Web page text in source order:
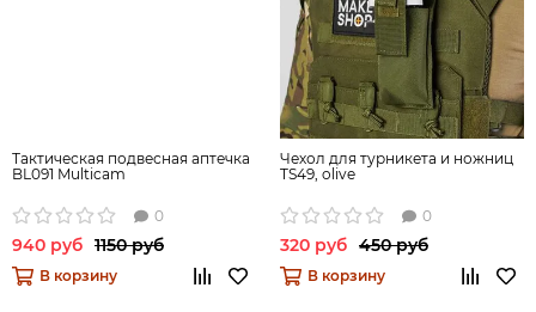
Тактическая подвесная аптечка
BL091 Multicam
0
940 руб 1150 руб
В корзину
Чехол для турникета и ножниц
TS49, olive
0
320 руб 450 руб
В корзину